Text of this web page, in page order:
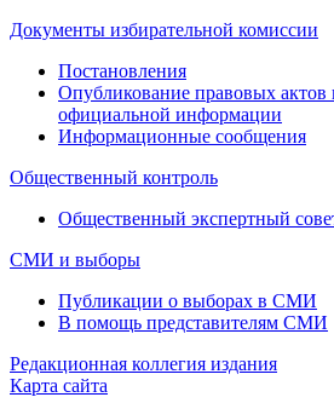
Документы избирательной комиссии
Постановления
Опубликование правовых актов
официальной информации
Информационные сообщения
Общественный контроль
Общественный экспертный
СМИ и выборы
Публикации о выборах в СМИ
В помощь представителям СМИ
Редакционная коллегия издания
Карта сайта